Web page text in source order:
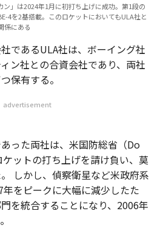
」は2024年1月に初打ち上げに成功。第1段の
4を2基搭載。このロケットにおいてもULA社と
係にある
であるULA社は、ボーイング社
ン社との合資会社であり、両社
保有する。
advertisement
った両社は、米国防総省（Do
ケットの打ち上げを請け負い、莫
しかし、偵察衛星など米政府系
をピークに大幅に減少したた
を統合することになり、2006年